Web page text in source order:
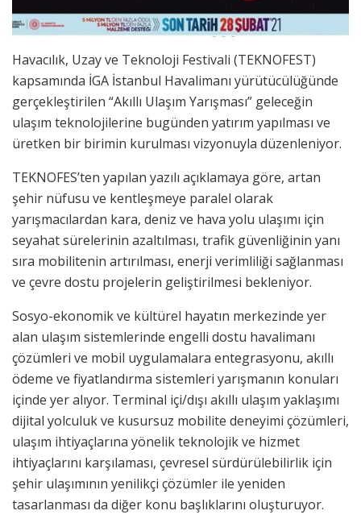
Havacılık, Uzay ve Teknoloji Festivali (TEKNOFEST)
kapsamında İGA İstanbul Havalimanı yürütücülüğünde
gerçekleştirilen “Akıllı Ulaşım Yarışması” geleceğin
ulaşım teknolojilerine bugünden yatırım yapılması ve
üretken bir birimin kurulması vizyonuyla düzenleniyor.
TEKNOFES’ten yapılan yazılı açıklamaya göre, artan
şehir nüfusu ve kentleşmeye paralel olarak
yarışmacılardan kara, deniz ve hava yolu ulaşımı için
seyahat sürelerinin azaltılması, trafik güvenliğinin yanı
sıra mobilitenin artırılması, enerji verimliliği sağlanması
ve çevre dostu projelerin geliştirilmesi bekleniyor.
Sosyo-ekonomik ve kültürel hayatın merkezinde yer
alan ulaşım sistemlerinde engelli dostu havalimanı
çözümleri ve mobil uygulamalara entegrasyonu, akıllı
ödeme ve fiyatlandırma sistemleri yarışmanın konuları
içinde yer alıyor. Terminal içi/dışı akıllı ulaşım yaklaşımı
dijital yolculuk ve kusursuz mobilite deneyimi çözümleri,
ulaşım ihtiyaçlarına yönelik teknolojik ve hizmet
ihtiyaçlarını karşılaması, çevresel sürdürülebilirlik için
şehir ulaşımının yenilikçi çözümler ile yeniden
tasarlanması da diğer konu başlıklarını oluşturuyor.